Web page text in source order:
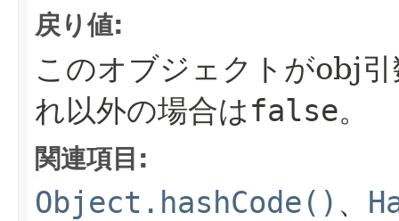
戻り値:
このオブジェクトがobj
れ以外の場合はfalse。
関連項目:
Object.hashCode() 、